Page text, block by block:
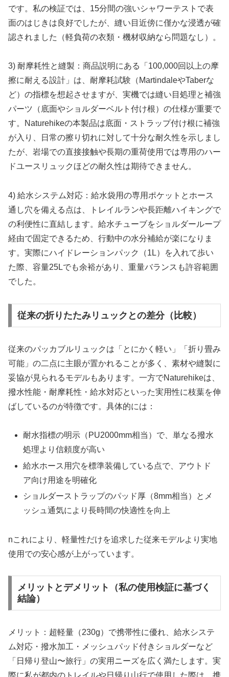
です。私の検証では、15分間の強いシャワーテストで表
面のはじきは良好でしたが、縫い目近傍に僅かな浸透が確
認されました（軽負荷の衣類・機材収納なら問題なし）。
3) 耐摩耗性と縫製：商品説明にある「100,000回以上の摩
擦に耐える設計」は、耐摩耗試験（MartindaleやTaberな
ど）の指標を想起させますが、実機では縫い目処理と補強
パーツ（底面やショルダーベルト付け根）の仕様が重要で
す。Naturehikeの本製品は底面・ストラップ付け根に補強
が入り、日常の擦り切れに対して十分な耐久性を示しまし
たが、岩場での直接接触や長期の重荷使用では専用のハー
ドユースリュックほどの耐久性は期待できません。
4) 給水システム対応：給水袋用の専用ポケットとホース
通し穴を備える点は、トレイルランや長距離ハイキングで
の利便性に直結します。給水チューブをショルダーループ
経由で固定できるため、行動中の水分補給が楽になりま
す。実際にハイドレーションパック（1L）を入れて歩い
た際、容量25Lでも余裕があり、重量バランスも許容範囲
でした。
従来の折りたたみリュックとの差分（比較）
従来のパッカブルリュックは「とにかく軽い」「折り畳み
可能」の二点に主眼が置かれることが多く、素材や縫製に
妥協が見られるモデルもあります。一方でNaturehikeは、
撥水性能・耐摩耗性・給水対応といった実用性に枝葉を伸
ばしているのが特徴です。具体的には：
耐水指標の明示（PU2000mm相当）で、単なる撥水
処理より信頼度が高い
給水ホース用穴を標準装備している点で、アウトド
ア向け用途を明確化
ショルダーストラップのパッド厚（8mm相当）とメ
ッシュ通気により長時間の快適性を向上
nこれにより、軽量性だけを追求した従来モデルより実地
使用での安心感が上がっています。
メリットとデメリット（私の使用検証に基づく
結論）
メリット：超軽量（230g）で携帯性に優れ、給水システ
ム対応・撥水加工・メッシュパッド付きショルダーなど
「日帰り登山〜旅行」の実用ニーズを広く満たします。実